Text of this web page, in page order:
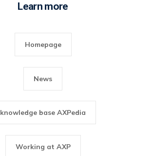
Learn more
Homepage
News
knowledge base AXPedia
Working at AXP